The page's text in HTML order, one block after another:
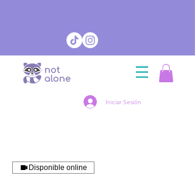
Iniciar Sesión
Disponible online